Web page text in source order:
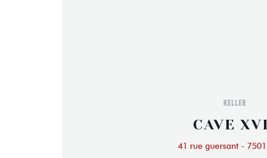
KELLER
CAVE
41 rue guersant -